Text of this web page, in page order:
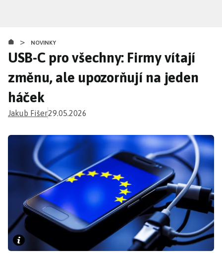
obsahu
> NOVINKY
USB-C pro všechny: Firmy vítají
změnu, ale upozorňují na jeden
háček
Jakub Fišer29.05.2026